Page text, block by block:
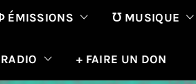
ÉMISSIONS ℧ MUSIQUE
+ FAIRE UN DON